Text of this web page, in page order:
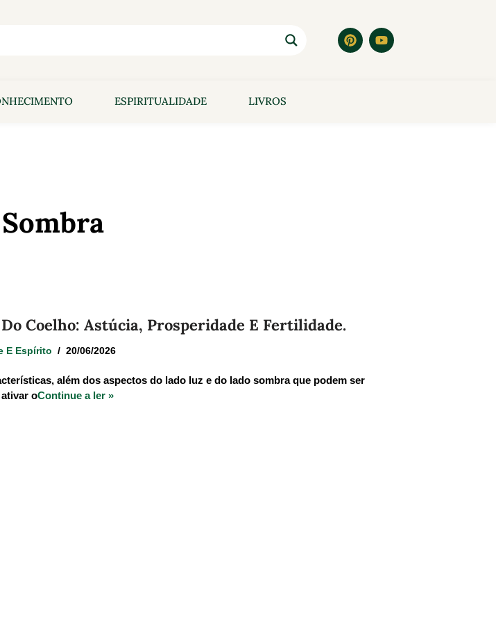
ESPIRITUALIDADE LIVROS
Coelho: Astúcia, Prosperidade E Fertilidade.
E Espírito 20/06/2026
além dos aspectos do lado luz e do lado sombra que podem ser
oContinue a ler »